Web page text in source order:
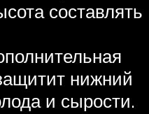
составлять
нижний
и сырости.